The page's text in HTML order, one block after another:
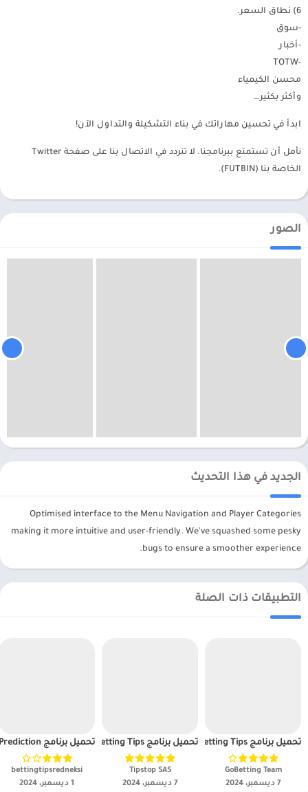
6) نطاق السعر.
-سوق
-أخبار
-TOTW
محسن الكيمياء
وأكثر بكثير…
ابدأ في تحسين مهاراتك في بناء التشكيلة والتداول الآن!
نأمل أن تستمتع ببرنامجنا. لا تتردد في الاتصال بنا على صفحة Twitter
الخاصة بنا (FUTBIN).
الصور
الجديد في هذا التحديث
Optimised interface to the Menu Navigation and Player Categories
making it more intuitive and user-friendly. We've squashed some pesky
bugs to ensure a smoother experience.
التطبيقات ذات الصلة
تحميل برنامج Go Betting Tips مهكر APK للاندرويد 2025
GoBetting Team‏
7 ديسمبر، 2024
تحميل برنامج TIPSTOP – Sports Betting Tips مهكر APK للاندرويد 2025
Tipstop SAS‏
7 ديسمبر، 2024
تحميل برنامج Correct Score Prediction مهكر APK للاندرويد 2025
bettingtipsredneksi‏
1 ديسمبر، 2024